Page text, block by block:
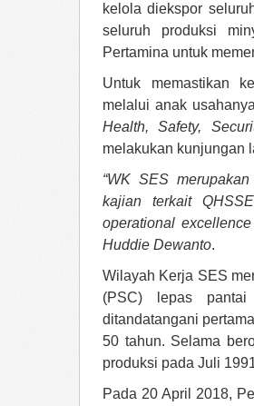
kelola diekspor
seluruh produksi
Pertamina untuk
Untuk memastikan
melalui anak
Health, Safety,
melakukan kunjungan
“WK SES
kajian terkait
operational
Huddie Dewanto.
Wilayah Kerja SES
(PSC) lepas
ditandatangani
50 tahun. Selama
produksi pada Juli
Pada 20 April 2018,